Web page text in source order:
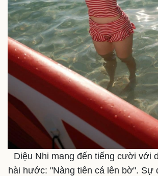
Diệu Nhi mang đến tiếng cười với
hài hước: "Nàng tiên cá lên bờ". Sự